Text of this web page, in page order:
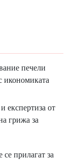
печели
икономиката
експертиза от
грижа за
прилагат за